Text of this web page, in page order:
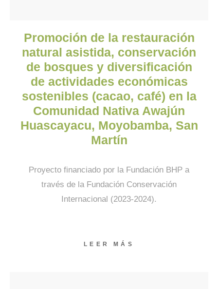
Promoción de la restauración
natural asistida, conservación
de bosques y diversificación
de actividades económicas
sostenibles (cacao, café) en la
Comunidad Nativa Awajún
Huascayacu, Moyobamba, San
Martín
Proyecto financiado por la Fundación BHP a
través de la Fundación Conservación
Internacional (2023-2024).
LEER MÁS